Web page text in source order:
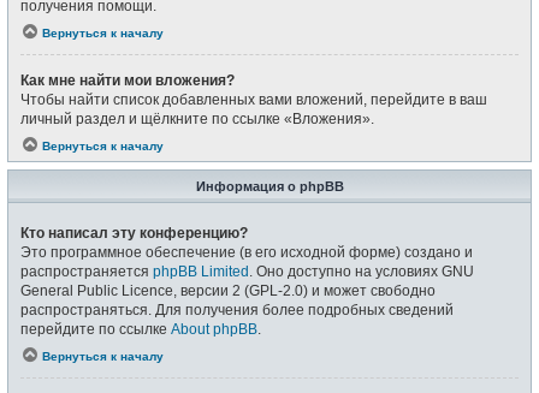
получения помощи.
Вернуться к началу
Как мне найти мои вложения?
Чтобы найти список добавленных вами вложений, перейдите в ваш
личный раздел и щёлкните по ссылке «Вложения».
Вернуться к началу
Информация о phpBB
Кто написал эту конференцию?
Это программное обеспечение (в его исходной форме) создано и
распространяется phpBB Limited . Оно доступно на условиях GNU
General Public Licence, версии 2 (GPL-2.0) и может свободно
распространяться. Для получения более подробных сведений
перейдите по ссылке About phpBB
Вернуться к началу